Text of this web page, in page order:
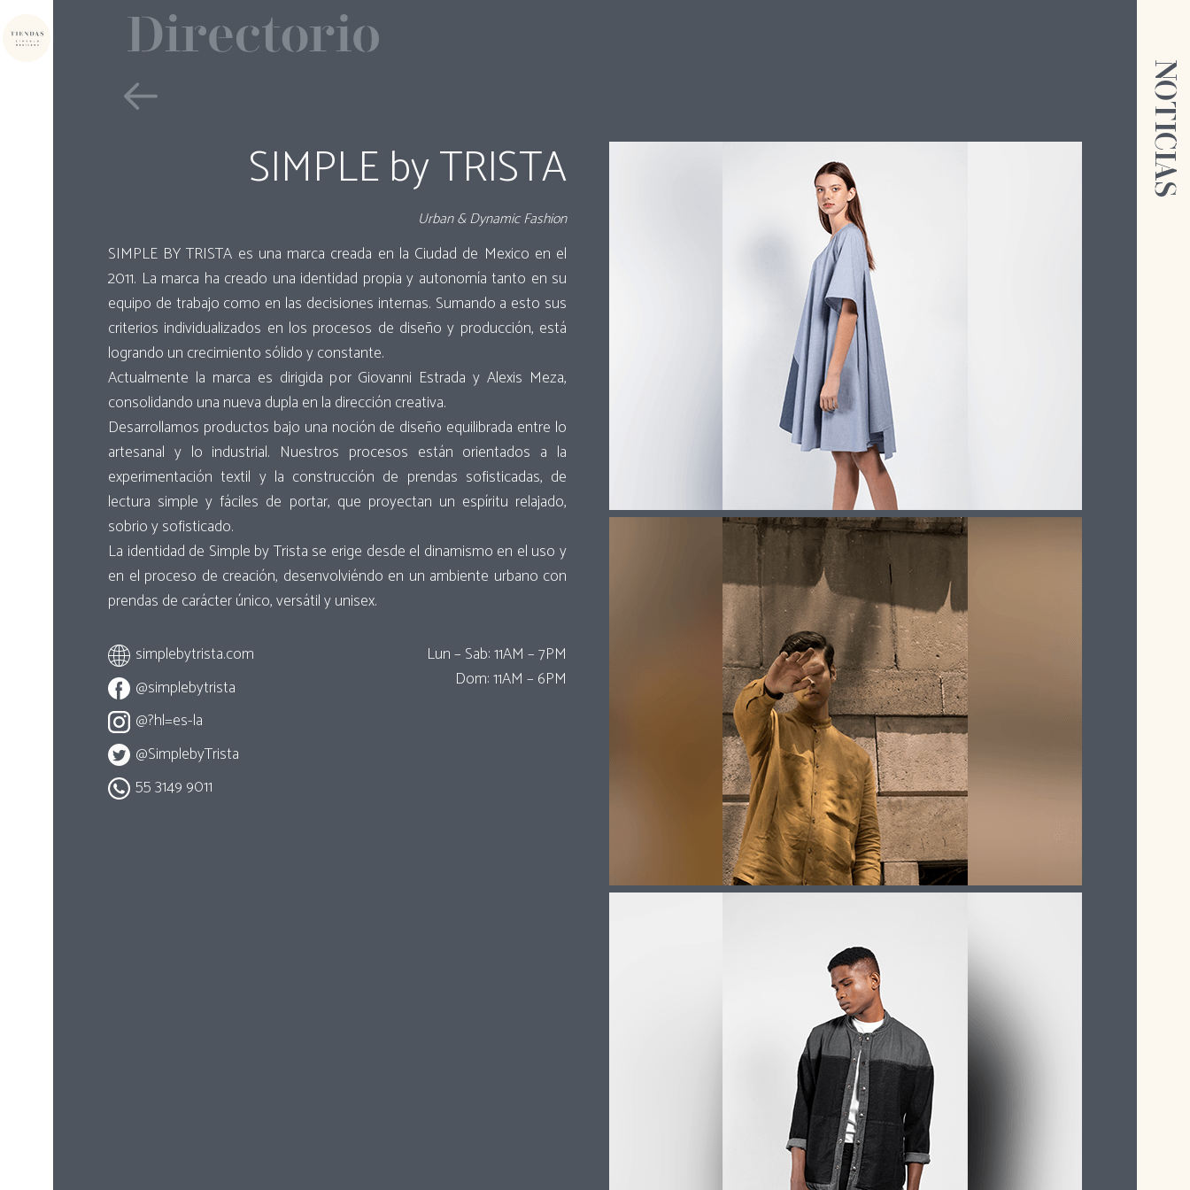
NOTICIAS
SIMPLE by TRISTA
Urban & Dynamic Fashion
SIMPLE BY TRISTA es una marca creada en la Ciudad de Mexico en el
2011. La marca ha creado una identidad propia y autonomía tanto en su
equipo de trabajo como en las decisiones internas. Sumando a esto sus
criterios individualizados en los procesos de diseño y producción, está
logrando un crecimiento sólido y constante.
Actualmente la marca es dirigida por Giovanni Estrada y Alexis Meza,
consolidando una nueva dupla en la dirección creativa.
Desarrollamos productos bajo una noción de diseño equilibrada entre lo
artesanal y lo industrial. Nuestros procesos están orientados a la
experimentación textil y la construcción de prendas sofisticadas, de
lectura simple y fáciles de portar, que proyectan un espíritu relajado,
sobrio y sofisticado.
La identidad de Simple by Trista se erige desde el dinamismo en el uso y
en el proceso de creación, desenvolviéndo en un ambiente urbano con
prendas de carácter único, versátil y unisex.
simplebytrista.com
@simplebytrista
@?hl=es-la
@SimplebyTrista
55 3149 9011
Lun – Sab: 11AM – 7PM
Dom: 11AM – 6PM